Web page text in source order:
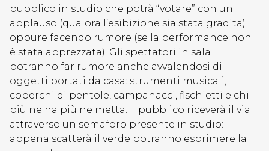
pubblico in studio che potrà “votare” con un
applauso (qualora l’esibizione sia stata gradita)
oppure facendo rumore (se la performance non
è stata apprezzata). Gli spettatori in sala
potranno far rumore anche avvalendosi di
oggetti portati da casa: strumenti musicali,
coperchi di pentole, campanacci, fischietti e chi
più ne ha più ne metta. Il pubblico riceverà il via
attraverso un semaforo presente in studio:
appena scatterà il verde potranno esprimere la